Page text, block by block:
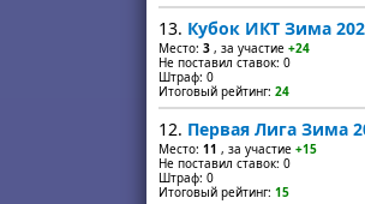
13. Кубок ИКТ Зима
Место: 3 , за участие +24
Не поставил ставок: 0
Штраф: 0
Итоговый рейтинг: 24
12. Первая Лига Зима
Место: 11 , за участие +15
Не поставил ставок: 0
Штраф: 0
Итоговый рейтинг: 15